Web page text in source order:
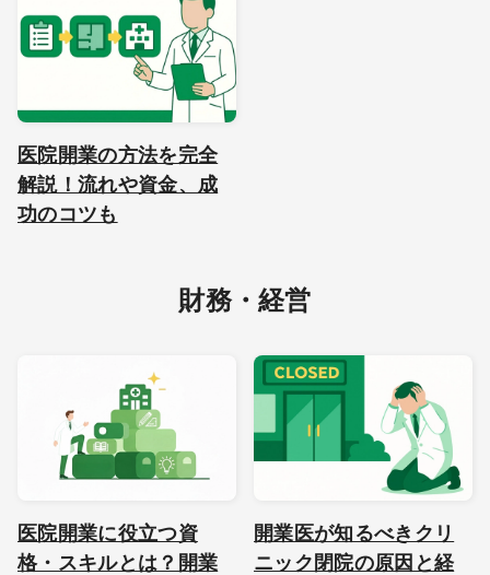
医院開業の方法を完全
解説！流れや資金、成
功のコツも
財務・経営
医院開業に役立つ資
格・スキルとは？開業
開業医が知るべきクリ
ニック閉院の原因と経